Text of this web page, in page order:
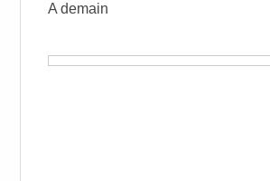
A demain